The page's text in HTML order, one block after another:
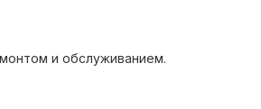
и обслуживанием.